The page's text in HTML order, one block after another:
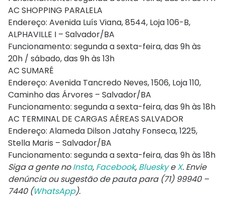
AC SHOPPING PARALELA
Endereço: Avenida Luís Viana, 8544, Loja 106-B,
ALPHAVILLE I – Salvador/BA
Funcionamento: segunda a sexta-feira, das 9h às
20h / sábado, das 9h às 13h
AC SUMARÉ
Endereço: Avenida Tancredo Neves, 1506, Loja 110,
Caminho das Árvores – Salvador/BA
Funcionamento: segunda a sexta-feira, das 9h às 18h
AC TERMINAL DE CARGAS AÉREAS SALVADOR
Endereço: Alameda Dilson Jatahy Fonseca, 1225,
Stella Maris – Salvador/BA
Funcionamento: segunda a sexta-feira, das 9h às 18h
Siga a gente noInsta, Facebook, BlueskyeX. Envie
denúncia ou sugestão de pauta para (71) 99940 –
7440 (WhatsApp).